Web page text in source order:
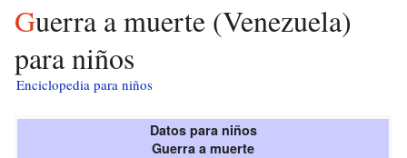
Guerra a muerte (Venezuela)
para niños
Enciclopedia para niños
Datos para niños
Guerra a muerte